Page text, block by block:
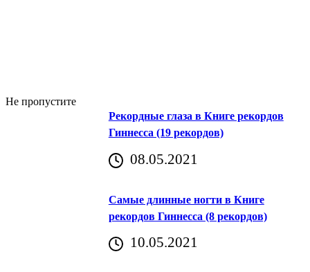
Не пропустите
Рекордные глаза в Книге рекордов
Гиннесса (19 рекордов)
08.05.2021
Самые длинные ногти в Книге
рекордов Гиннесса (8 рекордов)
10.05.2021